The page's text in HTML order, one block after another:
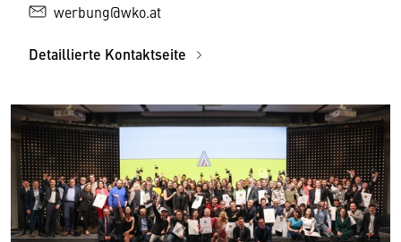
werbung@wko.at
Detaillierte Kontaktseite